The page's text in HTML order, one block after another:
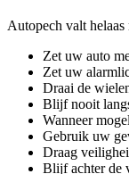
Autopech valt
Zet uw auto
Zet uw
Draai de
Blijf nooit
Wanneer
Gebruik uw
Draag
Blijf achter de